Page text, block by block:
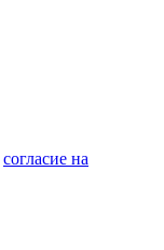
согласие на